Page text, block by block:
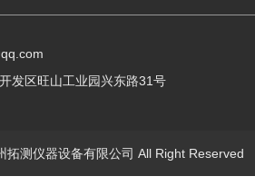
发区旺山工业园兴东路31号
拓测仪器设备有限公司 All Right